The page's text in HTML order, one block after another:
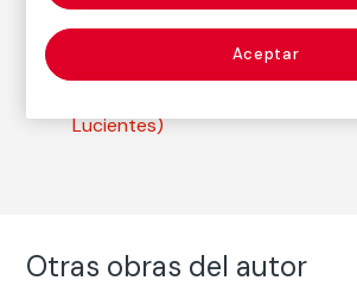
Estampa
Lucientes)
Otras obras del autor
Aceptar